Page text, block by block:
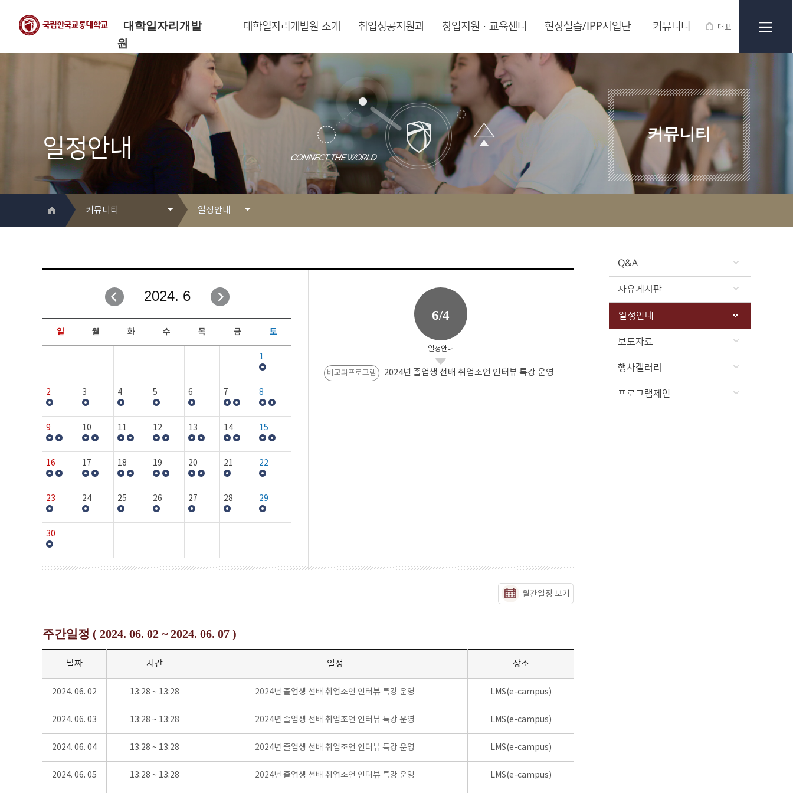
대학일자리개발
원
대표
한국교통대학교
대학일자리개발원
대학일자리개발원 소개 취업성공지원과 창업지원·교육센터 현장실습/IPP사업단 커뮤니티
일정안내
커뮤니티
커뮤니티
취업성공지원과
창업지원·교육센터
현장실습/IPP사업단
커뮤니티
일정안내
자유게시판
일정안내
보도자료
행사갤러리
Q&A
자유게시판
일정안내
보도자료
행사갤러리
프로그램제안
2024. 6
일 월 화 수 목 금 토
1
2 3 4 5 6 7 8
9 10 11 12 13 14 15
16 17 18 19 20 21 22
23 24 25 26 27 28 29
30
6/4
일정안내
비교과프로그램 2024년 졸업생 선배 취업조언 인터뷰 특강 운영
월간일정 보기
주간일정 ( 2024. 06. 02 ~ 2024. 06. 07 )
날짜 시간 일정 장소
2024. 06. 02 13:28 ~ 13:28 2024년 졸업생 선배 취업조언 인터뷰 특강 운영 LMS(e-campus)
2024. 06. 03 13:28 ~ 13:28 2024년 졸업생 선배 취업조언 인터뷰 특강 운영 LMS(e-campus)
2024. 06. 04 13:28 ~ 13:28 2024년 졸업생 선배 취업조언 인터뷰 특강 운영 LMS(e-campus)
2024. 06. 05 13:28 ~ 13:28 2024년 졸업생 선배 취업조언 인터뷰 특강 운영 LMS(e-campus)